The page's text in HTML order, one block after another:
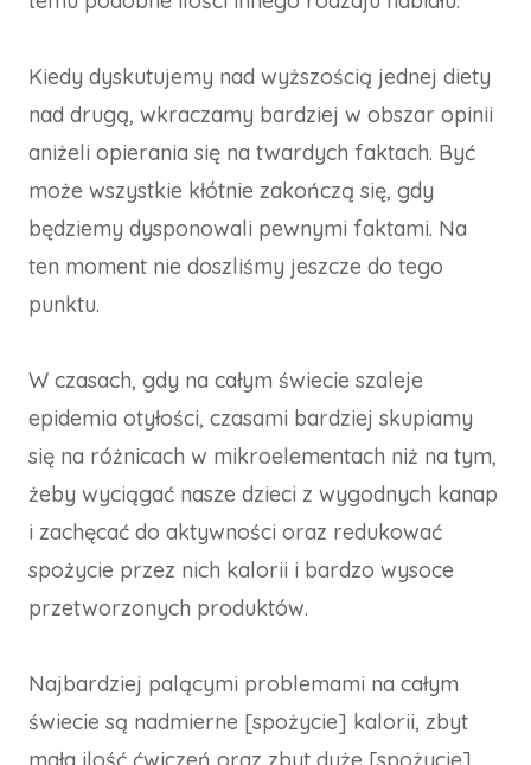
Kiedy dyskutujemy nad wyższością jednej diety
nad drugą, wkraczamy bardziej w obszar opinii
aniżeli opierania się na twardych faktach. Być
może wszystkie kłótnie zakończą się, gdy
będziemy dysponowali pewnymi faktami. Na
ten moment nie doszliśmy jeszcze do tego
punktu.
W czasach, gdy na całym świecie szaleje
epidemia otyłości, czasami bardziej skupiamy
się na różnicach w mikroelementach niż na tym,
żeby wyciągać nasze dzieci z wygodnych kanap
i zachęcać do aktywności oraz redukować
spożycie przez nich kalorii i bardzo wysoce
przetworzonych produktów.
Najbardziej palącymi problemami na całym
świecie są nadmierne [spożycie] kalorii, zbyt